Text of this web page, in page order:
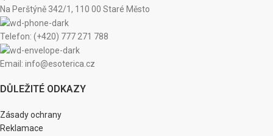
Na Perštýně 342/1, 110 00 Staré Město
Telefon: (+420) 777 271 788
Email: info@esoterica.cz
DŮLEŽITÉ ODKAZY
Zásady ochrany
Reklamace